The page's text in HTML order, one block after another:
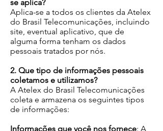
se aplica?
Aplica-se a todos os clientes da Atelex
do Brasil Telecomunicações, incluindo
site, eventual aplicativo, que de
alguma forma tenham os dados
pessoais tratados por nós.
2. Que tipo de informações pessoais
coletamos e utilizamos?
A Atelex do Brasil Telecomunicações
coleta e armazena os seguintes tipos
de informações:
Informações que você nos fornece: A